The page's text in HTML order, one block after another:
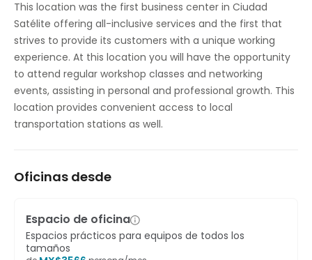
Aparcamiento
Acceso a Internet de alta velocidad
Control de temperatura
This location was the first business center in Ciudad
Satélite offering all-inclusive services and the first that
strives to provide its customers with a unique working
experience. At this location you will have the opportunity
to attend regular workshop classes and networking
events, assisting in personal and professional growth. This
location provides convenient access to local
transportation stations as well.
Oficinas desde
Espacio de oficina
Espacios prácticos para equipos de todos los
tamaños